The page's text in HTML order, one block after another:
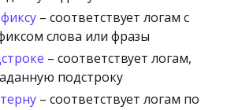
– соответствует логам с
слова или фразы
– соответствует логам,
подстроку
– соответствует логам по